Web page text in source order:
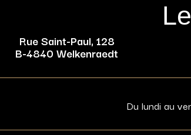
Rue Saint-Paul, 128
B-4840 Welkenraedt
Du lundi au